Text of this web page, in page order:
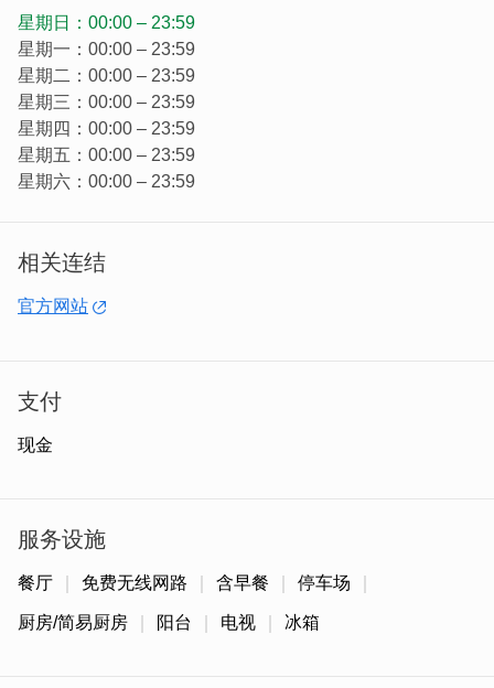
左护龙以及左前护龙。
小陈故事是由专业师傅将近坍塌的古厝，花费约三年时间细
星期日：00:00 – 23:59
星期一：00:00 – 23:59
星期二：00:00 – 23:59
星期三：00:00 – 23:59
星期四：00:00 – 23:59
星期五：00:00 – 23:59
星期六：00:00 – 23:59
相关连结
官方网站
支付
现金
服务设施
餐厅 免费无线网路 含早餐 停车场
厨房/简易厨房 阳台 电视 冰箱